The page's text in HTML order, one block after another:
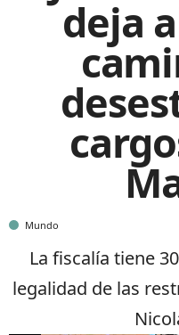
deja
Mundo
La fiscalía tiene
legalidad de las